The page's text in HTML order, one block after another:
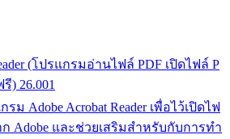
(โปรแกรมอ่านไฟล์ PDF เปิดไฟล์ P
) 26.001
ม Adobe Acrobat Reader เพื่อไว้เปิดไฟ
ก Adobe และช่วยเสริมสำหรับกับการทำ